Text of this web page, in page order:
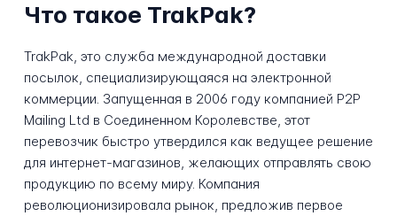
Что такое TrakPak?
TrakPak, это служба международной доставки
посылок, специализирующаяся на электронной
коммерции. Запущенная в 2006 году компанией P2P
Mailing Ltd в Соединенном Королевстве, этот
перевозчик быстро утвердился как ведущее решение
для интернет-магазинов, желающих отправлять свою
продукцию по всему миру. Компания
революционизировала рынок, предложив первое